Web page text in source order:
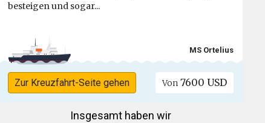
besteigen und sogar...
MS Ortelius
Zur Kreuzfahrt-Seite gehen Von 7600 USD
Insgesamt haben wir